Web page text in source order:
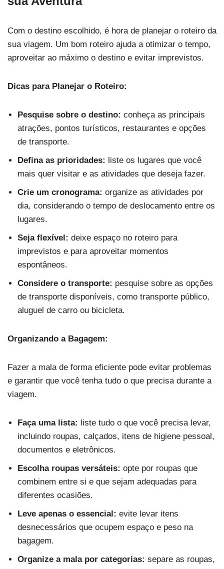
Com o destino escolhido, é hora de planejar o roteiro da
sua viagem. Um bom roteiro ajuda a otimizar o tempo,
aproveitar ao máximo o destino e evitar imprevistos.
Dicas para Planejar o Roteiro:
Pesquise sobre o destino: conheça as principais
atrações, pontos turísticos, restaurantes e opções
de transporte.
Defina as prioridades: liste os lugares que você
mais quer visitar e as atividades que deseja fazer.
Crie um cronograma: organize as atividades por
dia, considerando o tempo de deslocamento entre os
lugares.
Seja flexível: deixe espaço no roteiro para
imprevistos e para aproveitar momentos
espontâneos.
Considere o transporte: pesquise sobre as opções
de transporte disponíveis, como transporte público,
aluguel de carro ou bicicleta.
Organizando a Bagagem:
Fazer a mala de forma eficiente pode evitar problemas
e garantir que você tenha tudo o que precisa durante a
viagem.
Faça uma lista: liste tudo o que você precisa levar,
incluindo roupas, calçados, itens de higiene pessoal,
documentos e eletrônicos.
Escolha roupas versáteis: opte por roupas que
combinem entre si e que sejam adequadas para
diferentes ocasiões.
Leve apenas o essencial: evite levar itens
desnecessários que ocupem espaço e peso na
bagagem.
Organize a mala por categorias: separe as roupas,